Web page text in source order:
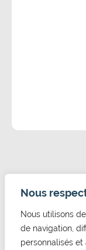
Nous
Nous utilisons
de navigation,
personnalisés
Mairie